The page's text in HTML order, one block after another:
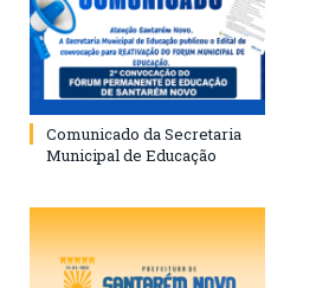
Comunicado da Secretaria
Municipal de Educação